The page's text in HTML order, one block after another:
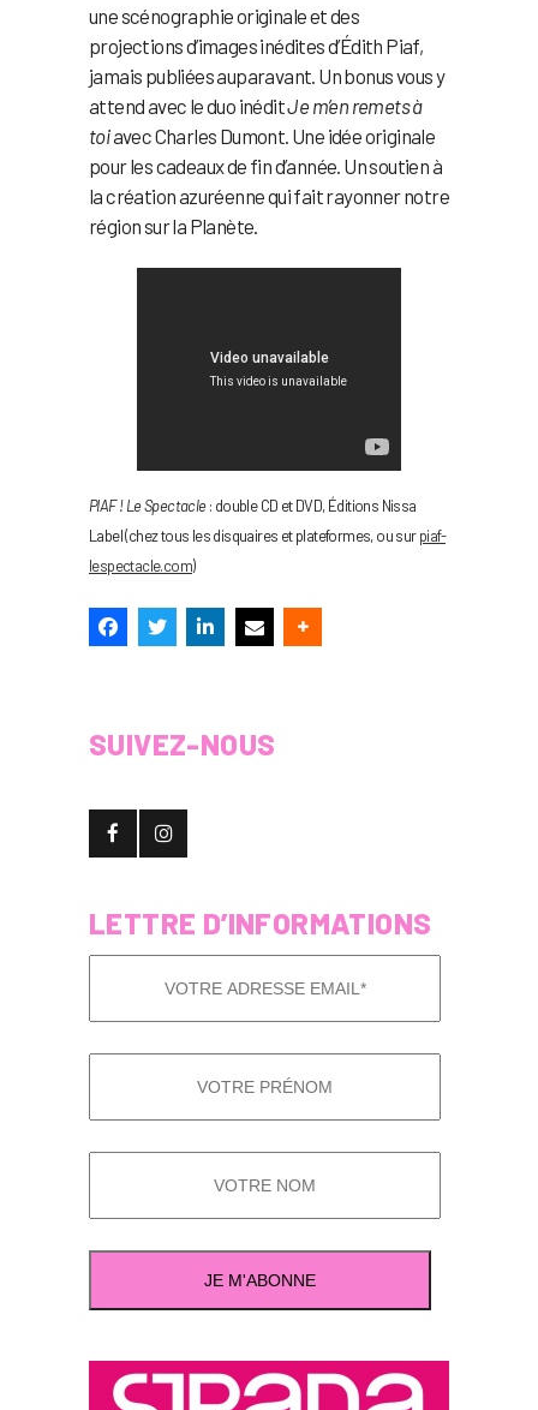
une scénographie originale et des
projections d’images inédites d’Édith Piaf,
jamais publiées auparavant. Un bonus vous y
attend avec le duo inéditJe m’en remets à
toiavec Charles Dumont. Une idée originale
pour les cadeaux de fin d’année. Un soutien à
la création azuréenne qui fait rayonner notre
région sur la Planète.
PIAF ! Le Spectacle: double CD et DVD, Éditions Nissa
Label (chez tous les disquaires et plateformes, ou surpiaf-
lespectacle.com)
SUIVEZ-NOUS
LETTRE D’INFORMATIONS